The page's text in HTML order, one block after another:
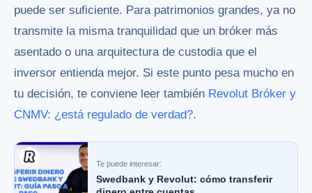
puede ser suficiente. Para patrimonios grandes, ya no
transmite la misma tranquilidad que un bróker más
asentado o una arquitectura de custodia que el
inversor entienda mejor. Si este punto pesa mucho en
tu decisión, te conviene leer también Revolut Bróker y
CNMV: ¿está regulado de verdad?.
Te puede interesar:
Swedbank y Revolut: cómo transferir